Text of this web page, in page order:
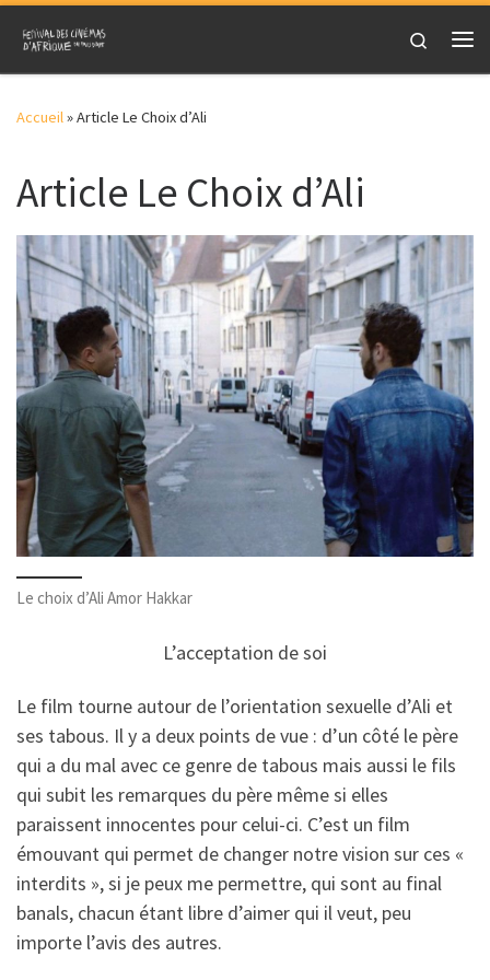
Skip to content
Search
Accueil»Article Le Choix d’Ali
Article Le Choix d’Ali
Le choix d’Ali Amor Hakkar
L’acceptation de soi
Le film tourne autour de l’orientation sexuelle d’Ali et
ses tabous. Il y a deux points de vue : d’un côté le père
qui a du mal avec ce genre de tabous mais aussi le fils
qui subit les remarques du père même si elles
paraissent innocentes pour celui-ci. C’est un film
émouvant qui permet de changer notre vision sur ces «
interdits », si je peux me permettre, qui sont au final
banals, chacun étant libre d’aimer qui il veut, peu
importe l’avis des autres.